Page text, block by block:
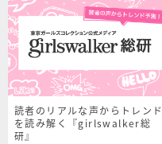
読者のリアルな声からトレンド
を読み解く『girlswalker総
研』